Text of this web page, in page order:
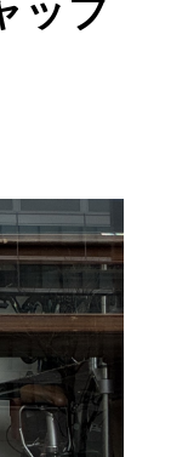
ップ